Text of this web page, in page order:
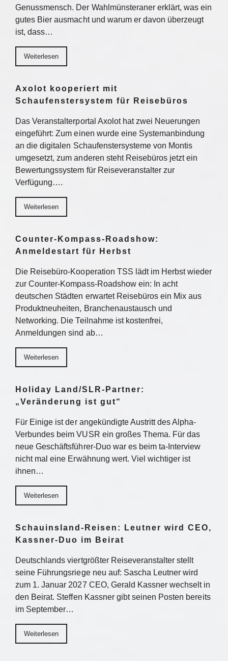
Genussmensch. Der Wahlmünsteraner erklärt, was ein
gutes Bier ausmacht und warum er davon überzeugt
ist, dass…
Weiterlesen
Axolot kooperiert mit
Schaufenstersystem für Reisebüros
Das Veranstalterportal Axolot hat zwei Neuerungen
eingeführt: Zum einen wurde eine Systemanbindung
an die digitalen Schaufenstersysteme von Montis
umgesetzt, zum anderen steht Reisebüros jetzt ein
Bewertungssystem für Reiseveranstalter zur
Verfügung….
Weiterlesen
Counter-Kompass-Roadshow:
Anmeldestart für Herbst
Die Reisebüro-Kooperation TSS lädt im Herbst wieder
zur Counter-Kompass-Roadshow ein: In acht
deutschen Städten erwartet Reisebüros ein Mix aus
Produktneuheiten, Branchenaustausch und
Networking. Die Teilnahme ist kostenfrei,
Anmeldungen sind ab…
Weiterlesen
Holiday Land/SLR-Partner:
„Veränderung ist gut“
Für Einige ist der angekündigte Austritt des Alpha-
Verbundes beim VUSR ein großes Thema. Für das
neue Geschäftsführer-Duo war es beim ta-Interview
nicht mal eine Erwähnung wert. Viel wichtiger ist
ihnen…
Weiterlesen
Schauinsland-Reisen: Leutner wird CEO,
Kassner-Duo im Beirat
Deutschlands viertgrößter Reiseveranstalter stellt
seine Führungsriege neu auf: Sascha Leutner wird
zum 1. Januar 2027 CEO, Gerald Kassner wechselt in
den Beirat. Steffen Kassner gibt seinen Posten bereits
im September…
Weiterlesen